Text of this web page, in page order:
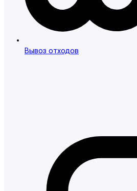
Вывоз отходов